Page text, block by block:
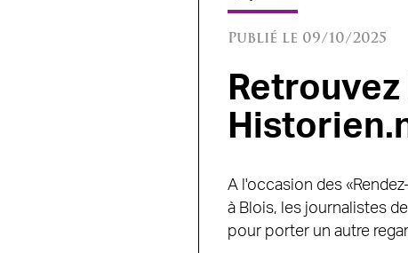
Publié le 09/10/2025
A l'occasion des
à Blois, les journalistes
pour porter un autre